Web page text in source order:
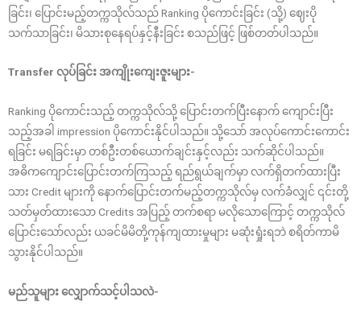
ခြင်း၊ ပြောင်းမည့်တက္ကသိုလ်သည် Ranking ပိုကောင်းခြင်း (သို့) ဈေးပို
သက်သာခြင်း၊ မိသားစုနေရပ်နှင့်နီးခြင်း စသည်ဖြင့် ဖြစ်တတ်ပါသည်။
Transfer လုပ်ခြင်း အကျိုးကျေးဇူးများ-
Ranking ပိုကောင်းသည့် တက္ကသိုလ်သို့ ပြောင်းတက်ပြီးနောက် ကျောင်းပြီး
သည့်အခါ impression ပိုကောင်းနိုင်ပါသည်။ သို့သော် အလုပ်ကောင်းကောင်း
ရခြင်း မရခြင်းမှာ တစ်ဦးတစ်ယောက်ချင်းနှင့်လည်း သက်ဆိုင်ပါသည်။
အဓိကကျောင်းပြောင်းတက်ကြသည့် ရည်ရွယ်ချက်မှာ လက်ရှိတက်ထားပြီး
သား Credit များကို နောက်ပြောင်းတက်မည့်တက္ကသိုလ်မှ လက်ခံလျှင် ၎င်းတို့
သတ်မှတ်ထားသော Credits အပြည့် တက်စရာ မလိုသောကြောင့် တက္ကသိုလ်
ပြောင်းသော်လည်း ယခင်မိမိတို့ကုန်ကျထားမှုများ မဆုံးရှုံးရဘဲ စရိတ်ကာမိ
သွားနိုင်ပါသည်။
မည်သူများ လျှောက်သင့်ပါသလဲ-